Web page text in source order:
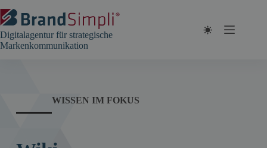
Inhalt
springen
Digitalagentur für strategische
Markenkommunikation
WISSEN IM FOKUS